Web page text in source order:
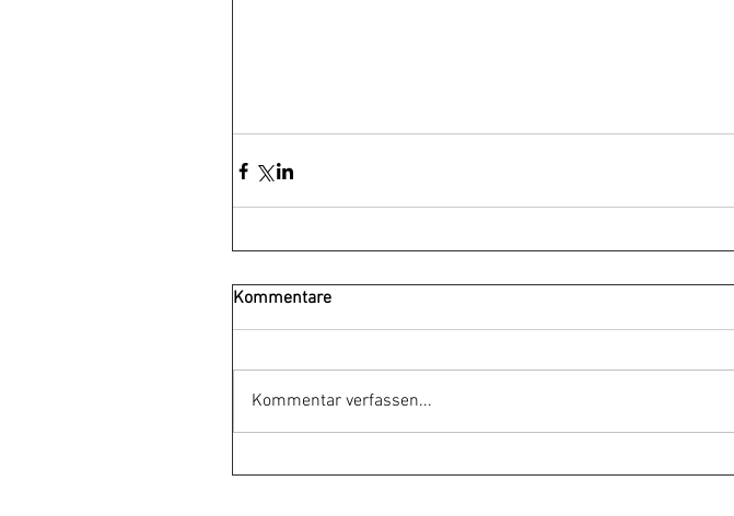
Kommentare
Kommentar verfassen...